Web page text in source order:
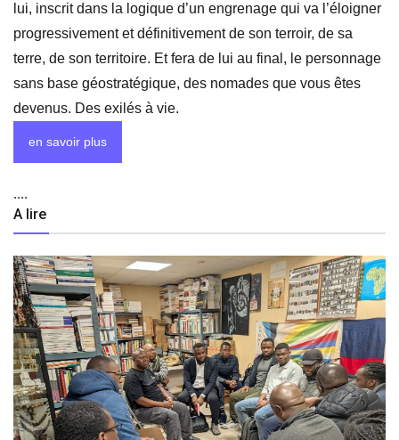
lui, inscrit dans la logique d’un engrenage qui va l’éloigner
progressivement et définitivement de son terroir, de sa
terre, de son territoire. Et fera de lui au final, le personnage
sans base géostratégique, des nomades que vous êtes
devenus. Des exilés à vie.
en savoir plus
....
A lire